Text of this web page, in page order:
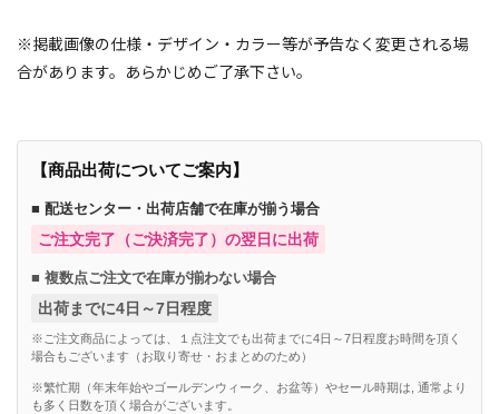
※掲載画像の仕様・デザイン・カラー等が予告なく変更される場
合があります。あらかじめご了承下さい。
【商品出荷についてご案内】
■ 配送センター・出荷店舗で在庫が揃う場合
ご注文完了（ご決済完了）の翌日に出荷
■ 複数点ご注文で在庫が揃わない場合
出荷までに4日～7日程度
※ご注文商品によっては、１点注文でも出荷までに4日～7日程度お時間を頂く
場合もございます（お取り寄せ・おまとめのため）
※繁忙期（年末年始やゴールデンウィーク、お盆等）やセール時期は, 通常より
も多く日数を頂く場合がございます。